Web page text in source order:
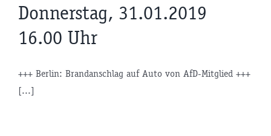
Donnerstag, 31.01.2019
16.00 Uhr
+++ Berlin: Brandanschlag auf Auto von AfD-Mitglied +++
[...]